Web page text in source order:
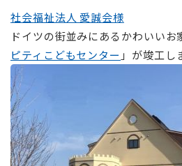
社会福祉法人 愛誠会様
ドイツの街並みにあるかわいいお
ピティこどもセンター 」が竣工し